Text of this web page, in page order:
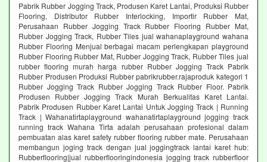
Pabrik Rubber Jogging Track, Produsen Karet Lantai, Produksi Rubber
Flooring, Distributor Rubber Interlocking, Importir Rubber Mat,
Perusahaan Rubber Jogging Track Rubber Flooring Rubber Mat,
Rubber Jogging Track, Rubber Tiles jual wahanaplayground wahana
Rubber Flooring Menjual berbagai macam perlengkapan playground
Rubber Flooring Rubber Mat, Rubber Jogging Track, Rubber Tiles jual
rubber flooring murah harga rubber Rubber Jogging Track Pabrik
Rubber Produsen Produksi Rubber pabrikrubber.rajaproduk kategori 1
Rubber Jogging Track Rubber Jogging Track Rubber Floor. Pabrik
Produsen Rubber Jogging Track Murah Berkualitas Karet Lantai.
Pabrik Produsen Rubber Karet Lantai Untuk Jogging Track | Running
Track | Wahanatirtaplayground wahanatirtaplayground jogging track
running track Wahana Tirta adalah perusahaan profesional dalam
pembuatan alas karet safety rubber flooring rubber mate. Perusahaan
membangun joging track dengan jual joggingtrack lantai karet hub:
Rubberflooring|jual rubberflooringindonesia jogging track rubberfloor